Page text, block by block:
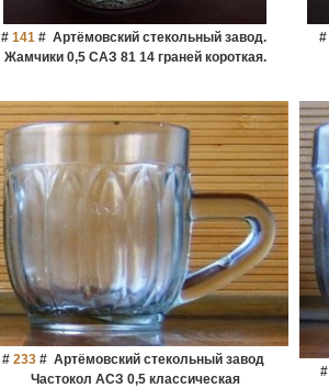
# 141# Артёмовский стекольный завод.
Жамчики 0,5 САЗ 81 14 граней короткая.
#
# 233 # Артёмовский стекольный завод
Частокол АСЗ 0,5 классическая
#